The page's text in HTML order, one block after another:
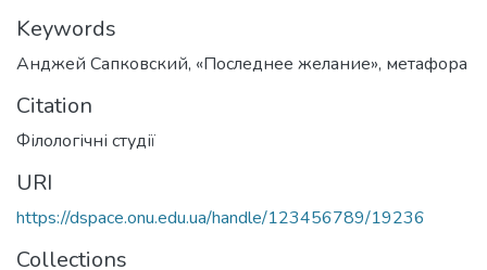
Keywords
Анджей Сапковский, «Последнее желание», метафора
Citation
Філологічні студії
URI
https://dspace.onu.edu.ua/handle/123456789/19236
Collections